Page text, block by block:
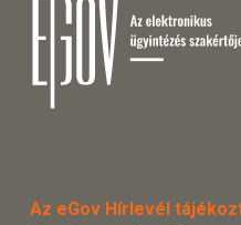
Az eGov Hírlevél